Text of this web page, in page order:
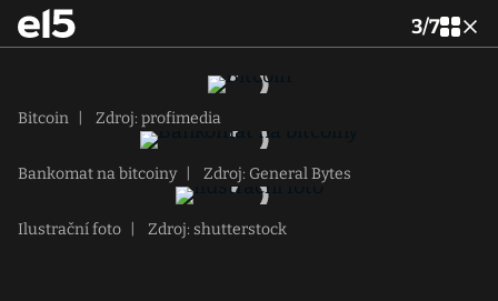
3/7
Bitcoin Zdroj: profimedia
Bankomat na bitcoiny Zdroj: General Bytes
Ilustrační foto Zdroj: shutterstock